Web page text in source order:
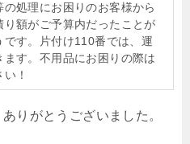
処理にお困りのお客様から
額がご予算内だったことが
です。片付け110番では、運
す。不用品にお困りの際は
！
りがとうございました。